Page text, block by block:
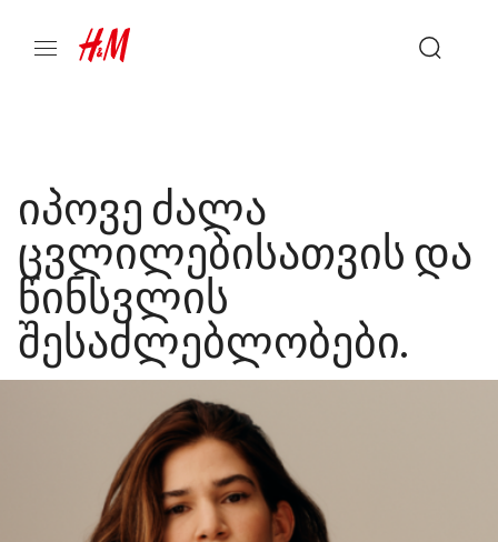
იპოვე ძალა
ცვლილებისათვის და
წინსვლის
შესაძლებლობები.